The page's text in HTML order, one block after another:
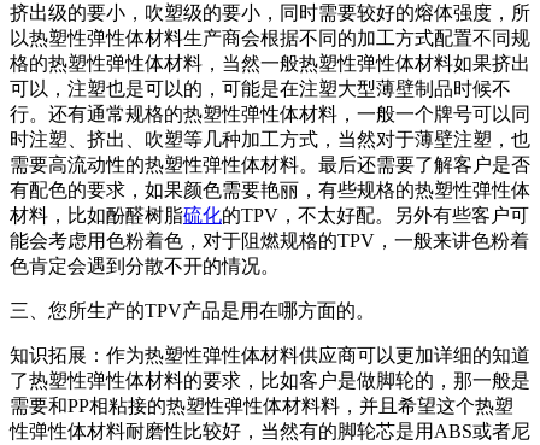
挤出级的要小，吹塑级的要小，同时需要较好的熔体强度，所
以热塑性弹性体材料生产商会根据不同的加工方式配置不同规
格的热塑性弹性体材料，当然一般热塑性弹性体材料如果挤出
可以，注塑也是可以的，可能是在注塑大型薄壁制品时候不
行。还有通常规格的热塑性弹性体材料，一般一个牌号可以同
时注塑、挤出、吹塑等几种加工方式，当然对于薄壁注塑，也
需要高流动性的热塑性弹性体材料。最后还需要了解客户是否
有配色的要求，如果颜色需要艳丽，有些规格的热塑性弹性体
材料，比如酚醛树脂硫化的TPV，不太好配。另外有些客户可
能会考虑用色粉着色，对于阻燃规格的TPV，一般来讲色粉着
色肯定会遇到分散不开的情况。
三、您所生产的TPV产品是用在哪方面的。
知识拓展：作为热塑性弹性体材料供应商可以更加详细的知道
了热塑性弹性体材料的要求，比如客户是做脚轮的，那一般是
需要和PP相粘接的热塑性弹性体材料料，并且希望这个热塑
性弹性体材料耐磨性比较好，当然有的脚轮芯是用ABS或者尼